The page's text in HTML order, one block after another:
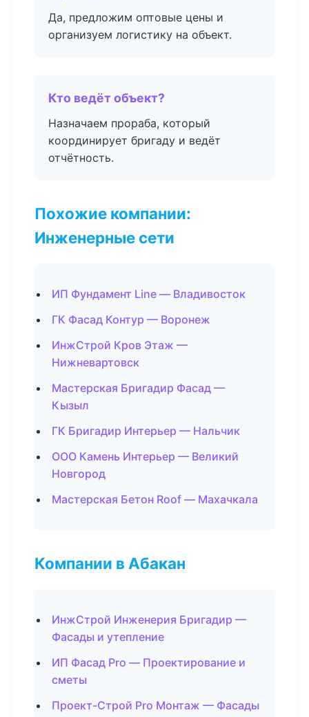
Да, предложим оптовые цены и
организуем логистику на объект.
Кто ведёт объект?
Назначаем прораба, который
координирует бригаду и ведёт
отчётность.
Похожие компании:
Инженерные сети
ИП Фундамент Line — Владивосток
ГК Фасад Контур — Воронеж
ИнжСтрой Кров Этаж —
Нижневартовск
Мастерская Бригадир Фасад —
Кызыл
ГК Бригадир Интерьер — Нальчик
ООО Камень Интерьер — Великий
Новгород
Мастерская Бетон Roof — Махачкала
Компании в Абакан
ИнжСтрой Инженерия Бригадир —
Фасады и утепление
ИП Фасад Pro — Проектирование и
сметы
Проект-Строй Pro Монтаж — Фасады